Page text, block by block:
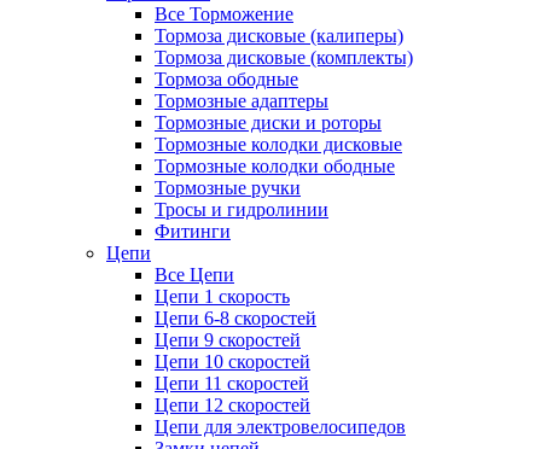
Все Торможение
Тормоза дисковые (калиперы)
Тормоза дисковые (комплекты)
Тормоза ободные
Тормозные адаптеры
Тормозные диски и роторы
Тормозные колодки дисковые
Тормозные колодки ободные
Тормозные ручки
Тросы и гидролинии
Фитинги
Цепи
Все Цепи
Цепи 1 скорость
Цепи 6-8 скоростей
Цепи 9 скоростей
Цепи 10 скоростей
Цепи 11 скоростей
Цепи 12 скоростей
Цепи для электровелосипедов